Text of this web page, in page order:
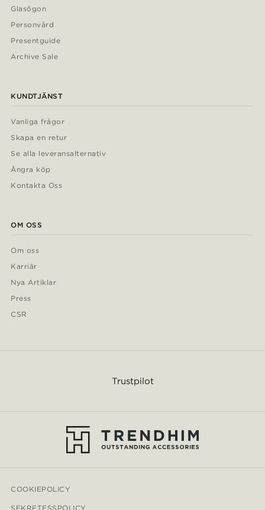
Glasögon
Personvård
Presentguide
Archive Sale
KUNDTJÄNST
Vanliga frågor
Skapa en retur
Se alla leveransalternativ
Ångra köp
Kontakta Oss
OM OSS
Om oss
Karriär
Nya Artiklar
Press
CSR
Trustpilot
COOKIEPOLICY
SEKRETESSPOLICY